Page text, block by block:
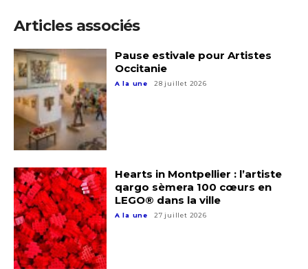
Articles associés
Pause estivale pour Artistes
Occitanie
A la une 28 juillet 2026
Hearts in Montpellier : l’artiste
qargo sèmera 100 cœurs en
LEGO® dans la ville
A la une 27 juillet 2026